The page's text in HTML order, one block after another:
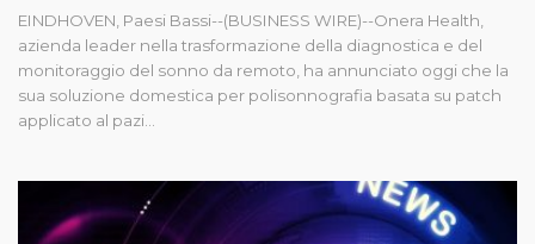
EINDHOVEN, Paesi Bassi--(BUSINESS WIRE)--Onera Health,
azienda leader nella trasformazione della diagnostica e del
monitoraggio del sonno da remoto, ha annunciato oggi che la
sua soluzione domestica per polisonnografia basata su patch
applicato al pazi...